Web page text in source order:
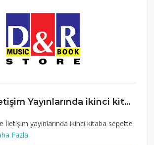
Metis ve İletişim Yayınlarında ikinci kitaba sepette ek indirim
İletişim yayınlarında ikinci kitaba sepette
Fazla